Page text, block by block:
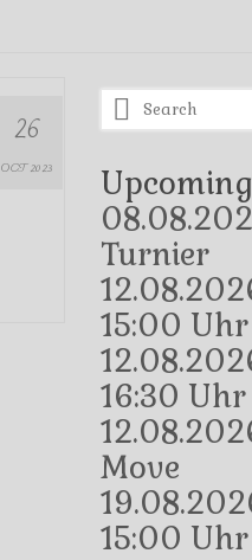
26
OCT 2023
Search
for:
Turnier
15:00 Uhr
16:30 Uhr
Move
15:00 Uhr